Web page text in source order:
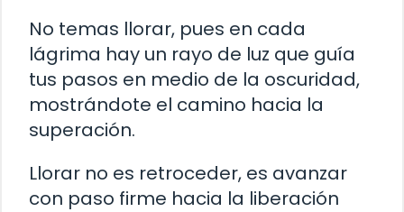
No temas llorar, pues en cada
lágrima hay un rayo de luz que guía
tus pasos en medio de la oscuridad,
mostrándote el camino hacia la
superación.
Llorar no es retroceder, es avanzar
con paso firme hacia la liberación